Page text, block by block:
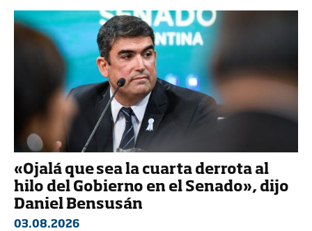
«Ojalá que sea la cuarta derrota al
hilo del Gobierno en el Senado», dijo
Daniel Bensusán
03.08.2026